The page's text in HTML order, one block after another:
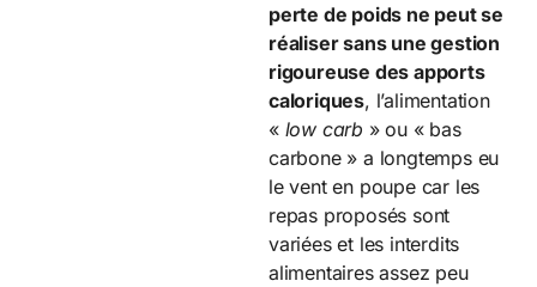
perte de poids ne peut se
réaliser sans une gestion
rigoureuse des apports
caloriques, l’alimentation
« low carb » ou « bas
carbone » a longtemps eu
le vent en poupe car les
repas proposés sont
variées et les interdits
alimentaires assez peu